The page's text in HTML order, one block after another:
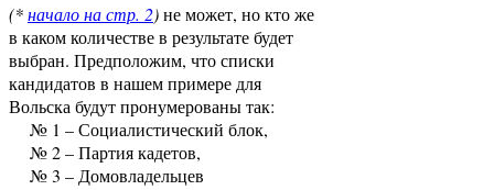
(*начало на стр. 2)не может, но кто же
в каком количестве в результате будет
выбран. Предположим, что списки
кандидатов в нашем примере для
Вольска будут пронумерованы так:
№ 1 – Социалистический блок,
№ 2 – Партия кадетов,
№ 3 – Домовладельцев